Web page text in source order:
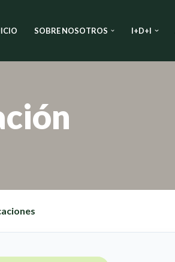
SOBRE NOSOTROS I+D+I